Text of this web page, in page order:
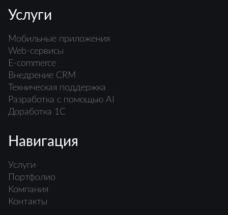
Услуги
Мобильные приложения
Web-сервисы
E-commerce
Внедрение CRM
Техническая поддержка
Разработка с помощью AI
Доработка 1С
Навигация
Услуги
Портфолио
Компания
Контакты